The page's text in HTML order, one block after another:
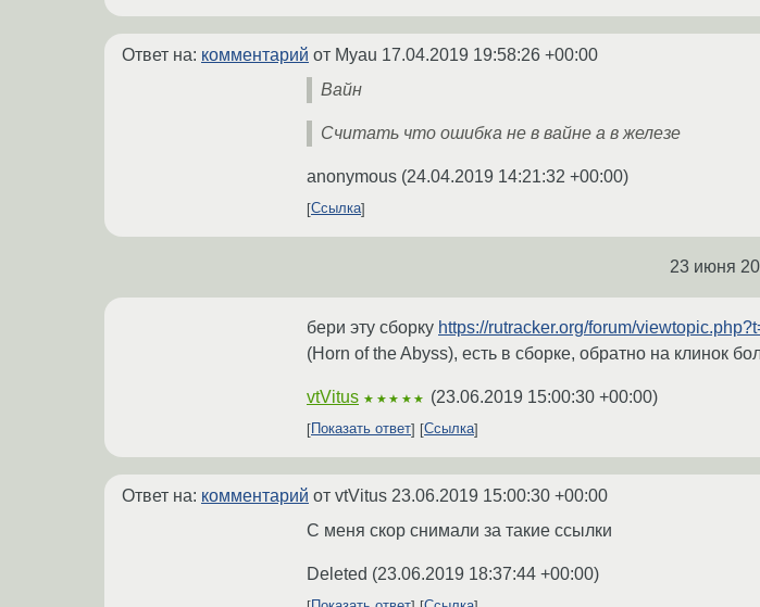
Ответ на: комментарий от Myau 17.04.2019 19:58:26 +00:00
Вайн
Считать что ошибка не в вайне а в железе
anonymous (24.04.2019 14:21:32 +00:00)
Ссылка
23 июня
бери эту сборку https://rutracker.org/forum/
(Horn of the Abyss), есть в сборке, обратно на клинок
vtVitus ★★★★★ (23.06.2019 15:00:30 +00:00)
Показать ответ Ссылка
Ответ на: комментарий от vtVitus 23.06.2019 15:00:30 +00:00
С меня скор снимали за такие ссылки
Deleted (23.06.2019 18:37:44 +00:00)